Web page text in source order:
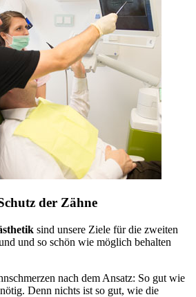
der Zähne
sind unsere Ziele für die zweiten
und so schön wie möglich behalten
nach dem Ansatz: So gut wie
Denn nichts ist so gut, wie die